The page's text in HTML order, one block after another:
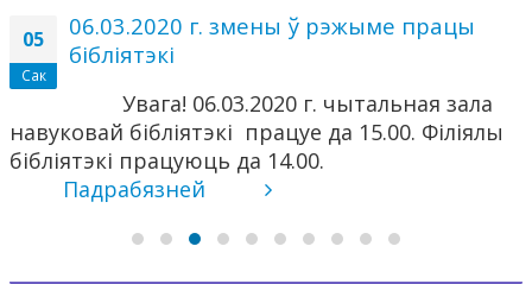
05
Сак
06.03.2020 г. змены ў рэжыме працы
бібліятэкі
Увага! 06.03.2020 г. чытальная зала
навуковай бібліятэкі працуе да 15.00. Філіялы
бібліятэкі працуюць да 14.00.
Падрабязней